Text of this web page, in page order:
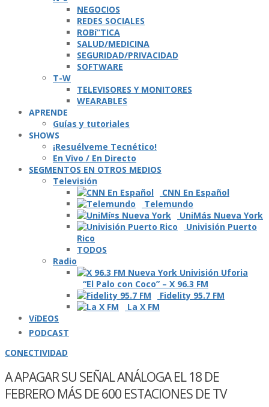
NEGOCIOS
REDES SOCIALES
ROBí“TICA
SALUD/MEDICINA
SEGURIDAD/PRIVACIDAD
SOFTWARE
T-W
TELEVISORES Y MONITORES
WEARABLES
APRENDE
Guí­as y tutoriales
SHOWS
¡Resuélveme Tecnético!
En Vivo / En Directo
SEGMENTOS EN OTROS MEDIOS
Televisión
CNN En Español
Telemundo
UniMás Nueva York
Univisión Puerto
Rico
TODOS
Radio
“El Palo con Coco” – X 96.3 FM
Fidelity 95.7 FM
La X FM
VíDEOS
PODCAST
CONECTIVIDAD
A APAGAR SU SEÑAL ANÁLOGA EL 18 DE
FEBRERO MÁS DE 600 ESTACIONES DE TV